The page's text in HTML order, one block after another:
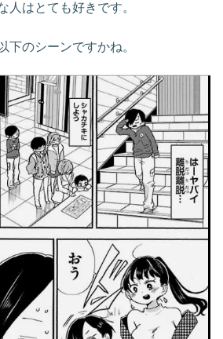
人はとても好きです。
下のシーンですかね。